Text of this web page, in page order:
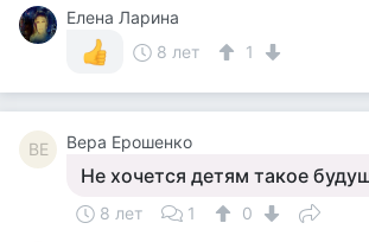
Елена Ларина
8 лет
1
ВЕ Вера Ерошенко
Не хочется детям такое
8 лет 1 0